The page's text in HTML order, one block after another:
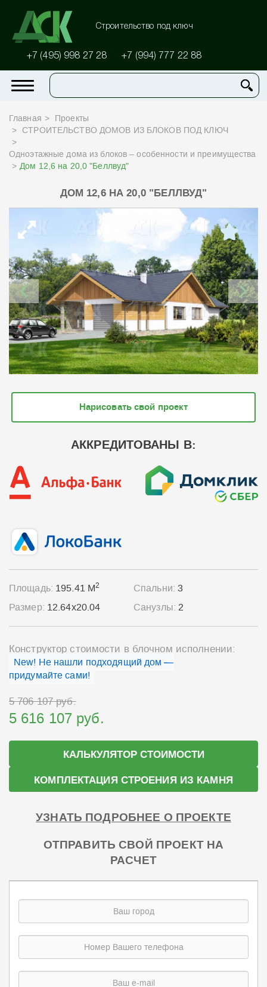
Строительство под ключ
+7 (495) 998 27 28 +7 (994) 777 22 88
Главная
Проекты
СТРОИТЕЛЬСТВО ДОМОВ ИЗ БЛОКОВ ПОД КЛЮЧ
Одноэтажные дома из блоков – особенности и преимущества
Дом 12,6 на 20,0 "Беллвуд"
ДОМ 12,6 НА 20,0 "БЕЛЛВУД"
Нарисовать свой проект
АККРЕДИТОВАНЫ В:
Площадь: 195.41 М2
Размер: 12.64x20.04
Спальни:3
Санузлы:2
Конструктор стоимости в блочном исполнении:
New! Не нашли подходящий дом —
придумайте сами!
5 706 107 руб.
5 616 107 руб.
КАЛЬКУЛЯТОР СТОИМОСТИ
КОМПЛЕКТАЦИЯ СТРОЕНИЯ ИЗ КАМНЯ
УЗНАТЬ ПОДРОБНЕЕ О ПРОЕКТЕ
ОТПРАВИТЬ СВОЙ ПРОЕКТ НА
РАСЧЕТ